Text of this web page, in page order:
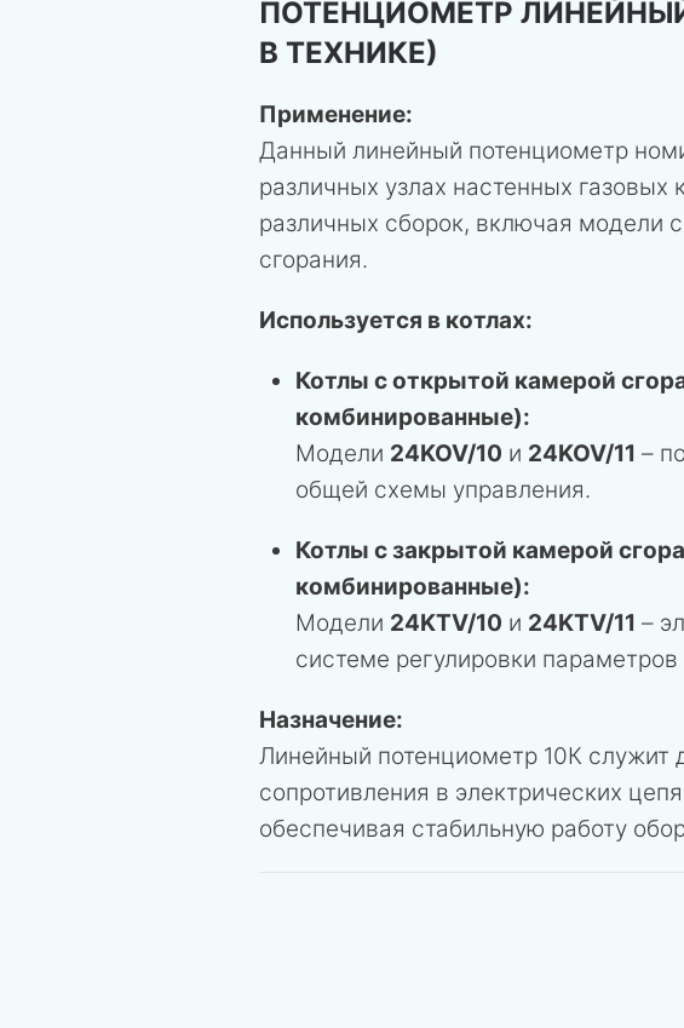
ПОТЕНЦИОМЕТР
В ТЕХНИКЕ)
Применение:
Данный линейный потенциометр
различных узлах настенных газовых
различных сборок, включая модели
сгорания.
Используется в котлах:
Котлы с открытой камерой
комбинированные):
Модели 24KOV/10 и 24KOV/11 –
общей схемы управления.
Котлы с закрытой камерой
комбинированные):
Модели 24KTV/10 и 24KTV/11 –
системе регулировки
Назначение:
Линейный потенциометр 10К служит
сопротивления в электрических
обеспечивая стабильную работу